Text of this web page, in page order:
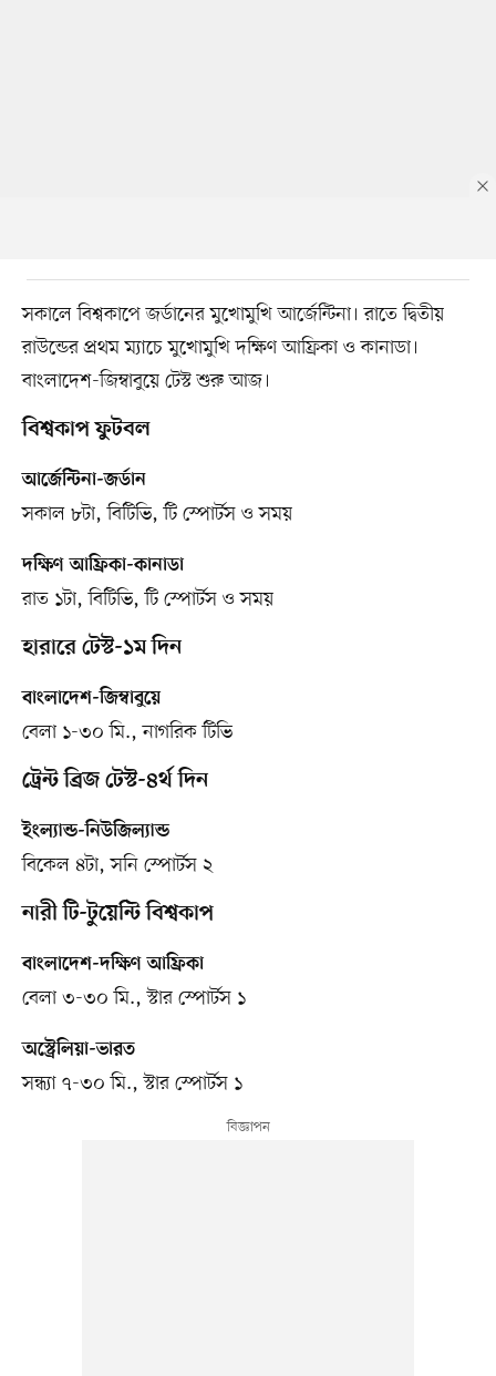
সকালে বিশ্বকাপে জর্ডানের মুখোমুখি আর্জেন্টিনা। রাতে দ্বিতীয়
রাউন্ডের প্রথম ম্যাচে মুখোমুখি দক্ষিণ আফ্রিকা ও কানাডা।
বাংলাদেশ-জিম্বাবুয়ে টেস্ট শুরু আজ।
বিশ্বকাপ ফুটবল
আর্জেন্টিনা-জর্ডান
সকাল ৮টা, বিটিভি, টি স্পোর্টস ও সময়
দক্ষিণ আফ্রিকা-কানাডা
রাত ১টা, বিটিভি, টি স্পোর্টস ও সময়
হারারে টেস্ট-১ম দিন
বাংলাদেশ-জিম্বাবুয়ে
বেলা ১-৩০ মি., নাগরিক টিভি
ট্রেন্ট ব্রিজ টেস্ট-৪র্থ দিন
ইংল্যান্ড-নিউজিল্যান্ড
বিকেল ৪টা, সনি স্পোর্টস ২
নারী টি-টুয়েন্টি বিশ্বকাপ
বাংলাদেশ-দক্ষিণ আফ্রিকা
বেলা ৩-৩০ মি., স্টার স্পোর্টস ১
অস্ট্রেলিয়া-ভারত
সন্ধ্যা ৭-৩০ মি., স্টার স্পোর্টস ১